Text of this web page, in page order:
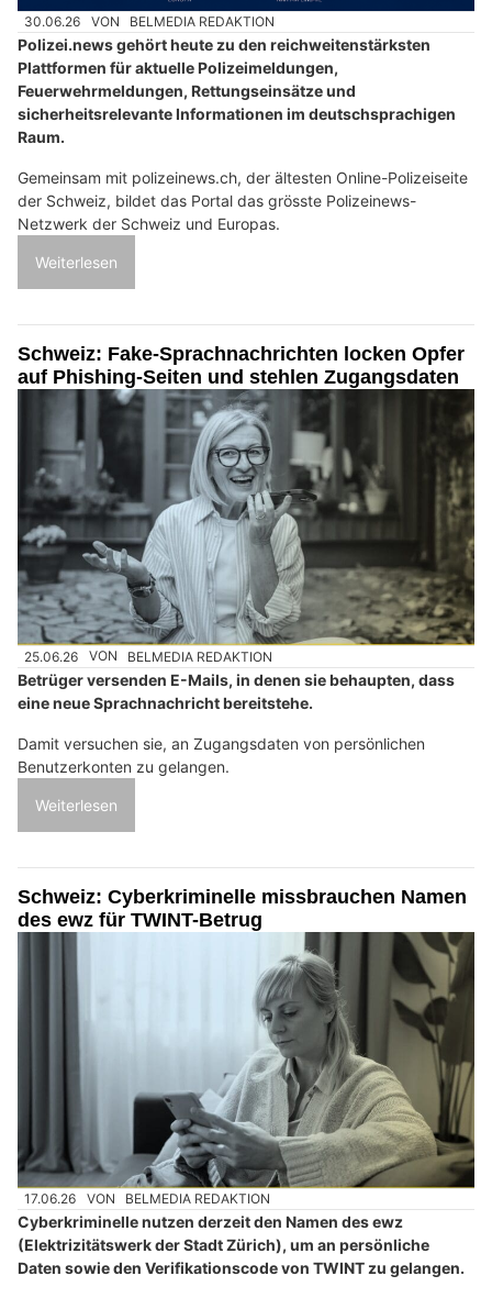
30.06.26 VON BELMEDIA REDAKTION
Polizei.news gehört heute zu den reichweitenstärksten
Plattformen für aktuelle Polizeimeldungen,
Feuerwehrmeldungen, Rettungseinsätze und
sicherheitsrelevante Informationen im deutschsprachigen
Raum.
Gemeinsam mit polizeinews.ch, der ältesten Online-Polizeiseite
der Schweiz, bildet das Portal das grösste Polizeinews-
Netzwerk der Schweiz und Europas.
Weiterlesen
Schweiz: Fake-Sprachnachrichten locken Opfer
auf Phishing-Seiten und stehlen Zugangsdaten
25.06.26 VON BELMEDIA REDAKTION
Betrüger versenden E-Mails, in denen sie behaupten, dass
eine neue Sprachnachricht bereitstehe.
Damit versuchen sie, an Zugangsdaten von persönlichen
Benutzerkonten zu gelangen.
Weiterlesen
Schweiz: Cyberkriminelle missbrauchen Namen
des ewz für TWINT-Betrug
17.06.26 VON BELMEDIA REDAKTION
Cyberkriminelle nutzen derzeit den Namen des ewz
(Elektrizitätswerk der Stadt Zürich), um an persönliche
Daten sowie den Verifikationscode von TWINT zu gelangen.